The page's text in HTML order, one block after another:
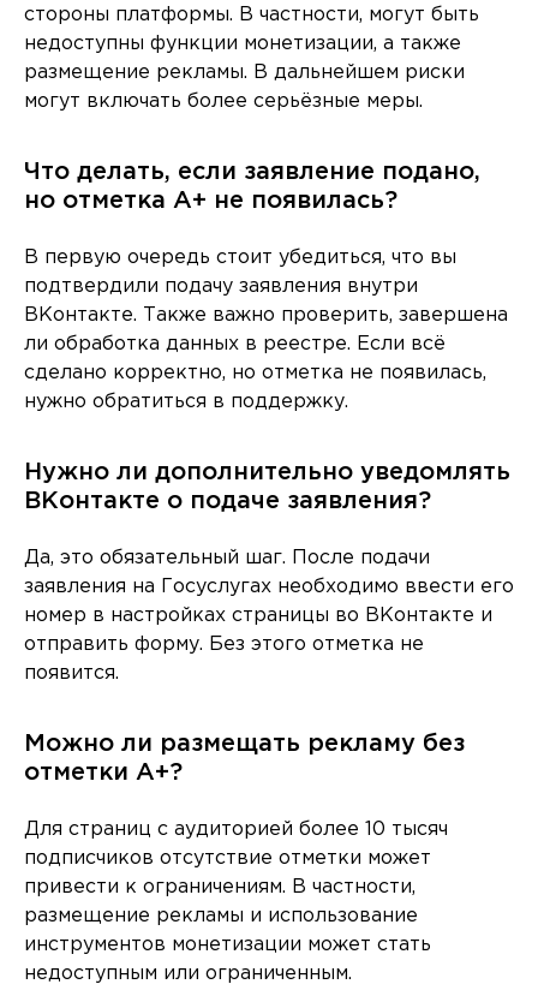
стороны платформы. В частности, могут быть
недоступны функции монетизации, а также
размещение рекламы. В дальнейшем риски
могут включать более серьёзные меры.
Что делать, если заявление подано,
но отметка A+ не появилась?
В первую очередь стоит убедиться, что вы
подтвердили подачу заявления внутри
ВКонтакте. Также важно проверить, завершена
ли обработка данных в реестре. Если всё
сделано корректно, но отметка не появилась,
нужно обратиться в поддержку.
Нужно ли дополнительно уведомлять
ВКонтакте о подаче заявления?
Да, это обязательный шаг. После подачи
заявления на Госуслугах необходимо ввести его
номер в настройках страницы во ВКонтакте и
отправить форму. Без этого отметка не
появится.
Можно ли размещать рекламу без
отметки A+?
Для страниц с аудиторией более 10 тысяч
подписчиков отсутствие отметки может
привести к ограничениям. В частности,
размещение рекламы и использование
инструментов монетизации может стать
недоступным или ограниченным.